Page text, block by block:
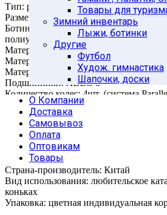
Товары для
Зимний инвентарь
Лыжи, ботинки
Другие
Футбол
Худож. гимнастика
Шапочки, доски
О Компании
Доставка
Самовывоз
Оплата
Оптовикам
Товары
Тип: раздвижные
Размер: 34-37
Ботинок: мягкий, армированный
полиуретана
Материал внешний: вельвет, EVA
Материал внутренний: полиуретан,
Материал рамы: полипропилен
Подшипники: ABEC-5
Количество колес: 4шт. (система
Материал колес: полиуретан
Диаметр колеса: 70 мм
Жесткость колеса: 82А
Тип фиксации: классическая
Цвет: белый с цветным принтом
Максимальный вес пользователя: 60кг
Страна-производитель: Китай
Вид использования: любительское
коньках
Упаковка: цветная индивидуальная